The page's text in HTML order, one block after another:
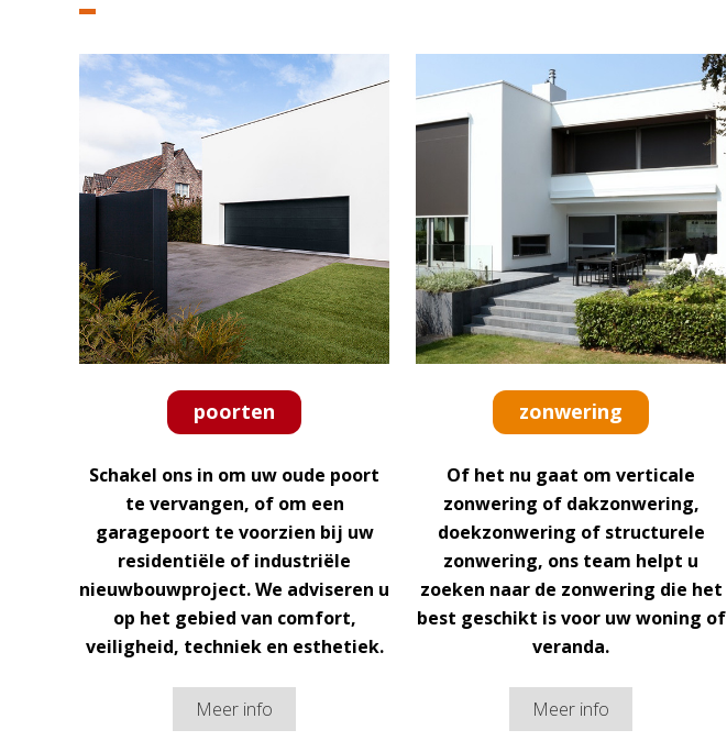
poorten
Schakel ons in om uw oude poort
te vervangen, of om een
garagepoort te voorzien bij uw
residentiële of industriële
nieuwbouwproject. We adviseren u
op het gebied van comfort,
veiligheid, techniek en esthetiek.
Meer info
zonwering
Of het nu gaat om verticale
zonwering of dakzonwering,
doekzonwering of structurele
zonwering, ons team helpt u
zoeken naar de zonwering die het
best geschikt is voor uw woning of
veranda.
Meer info